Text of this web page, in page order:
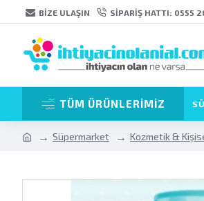
BIZE ULAŞIN SIPARIŞ HATTI: 0555
TÜM ÜRÜNLERİMİZ
Süpermarket Kozmetik &